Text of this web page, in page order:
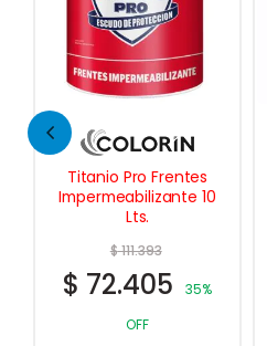
Latex Especial
Cielorraso 1 Lt.
$11.312
$9.050 20% OFF
3 cuotas SIN INTERES
$3.017